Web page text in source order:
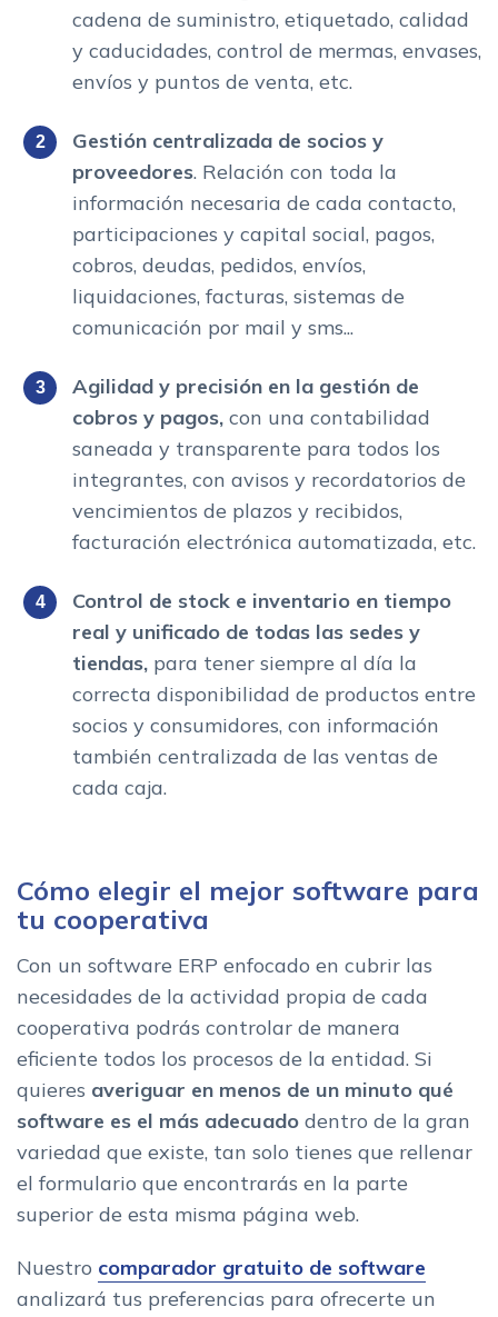
cadena de suministro, etiquetado, calidad
y caducidades, control de mermas, envases,
envíos y puntos de venta, etc.
Gestión centralizada de socios y
proveedores. Relación con toda la
información necesaria de cada contacto,
participaciones y capital social, pagos,
cobros, deudas, pedidos, envíos,
liquidaciones, facturas, sistemas de
comunicación por mail y sms...
Agilidad y precisión en la gestión de
cobros y pagos, con una contabilidad
saneada y transparente para todos los
integrantes, con avisos y recordatorios de
vencimientos de plazos y recibidos,
facturación electrónica automatizada, etc.
Control de stock e inventario en tiempo
real y unificado de todas las sedes y
tiendas, para tener siempre al día la
correcta disponibilidad de productos entre
socios y consumidores, con información
también centralizada de las ventas de
cada caja.
Cómo elegir el mejor software para
tu cooperativa
Con un software ERP enfocado en cubrir las
necesidades de la actividad propia de cada
cooperativa podrás controlar de manera
eficiente todos los procesos de la entidad. Si
quieres averiguar en menos de un minuto qué
software es el más adecuado dentro de la gran
variedad que existe, tan solo tienes que rellenar
el formulario que encontrarás en la parte
superior de esta misma página web.
Nuestro comparador gratuito de software
analizará tus preferencias para ofrecerte un